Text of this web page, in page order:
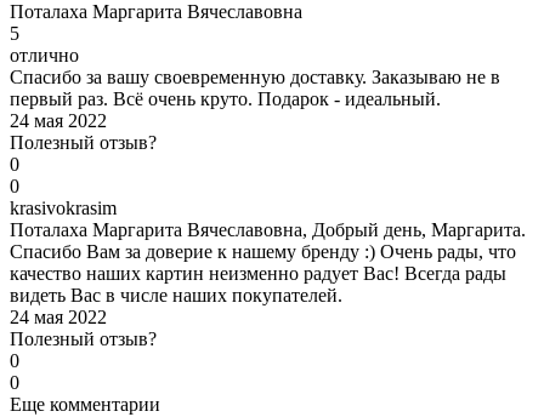
Поталаха Маргарита Вячеславовна
5
отлично
Спасибо за вашу своевременную доставку. Заказываю не в
первый раз. Всё очень круто. Подарок - идеальный.
24 мая 2022
Полезный отзыв?
0
0
krasivokrasim
Поталаха Маргарита Вячеславовна, Добрый день, Маргарита.
Спасибо Вам за доверие к нашему бренду :) Очень рады, что
качество наших картин неизменно радует Вас! Всегда рады
видеть Вас в числе наших покупателей.
24 мая 2022
Полезный отзыв?
0
0
Еще комментарии